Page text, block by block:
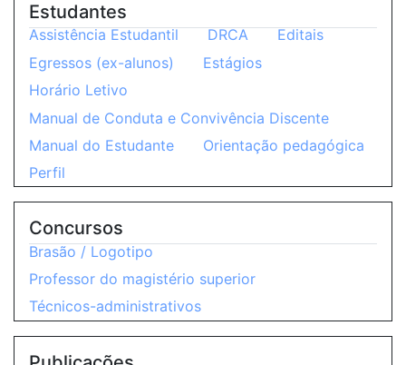
Estudantes
Assistência Estudantil DRCA
Editais
Egressos (ex-alunos)
Estágios
Horário Letivo
Manual de Conduta e Convivência Discente
Manual do Estudante
Orientação pedagógica
Perfil
Concursos
Brasão / Logotipo
Professor do magistério superior
Técnicos-administrativos